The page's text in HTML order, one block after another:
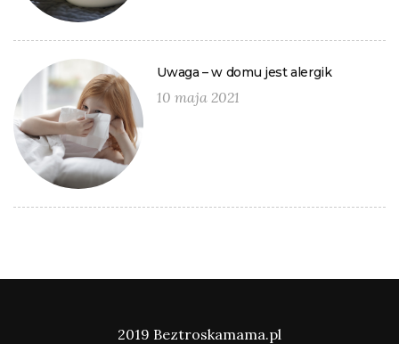
Uwaga – w domu jest alergik
10 maja 2021
2019 Beztroskamama.pl